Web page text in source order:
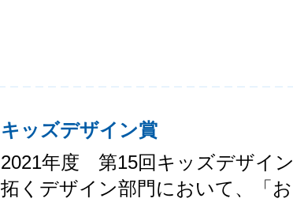
キッズデザイン賞
2021年度 第15回キッズデザイ
拓くデザイン部門において、「